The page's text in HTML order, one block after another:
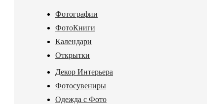
Фотографии
ФотоКниги
Календари
Открытки
Декор Интерьера
Фотосувениры
Одежда с Фото